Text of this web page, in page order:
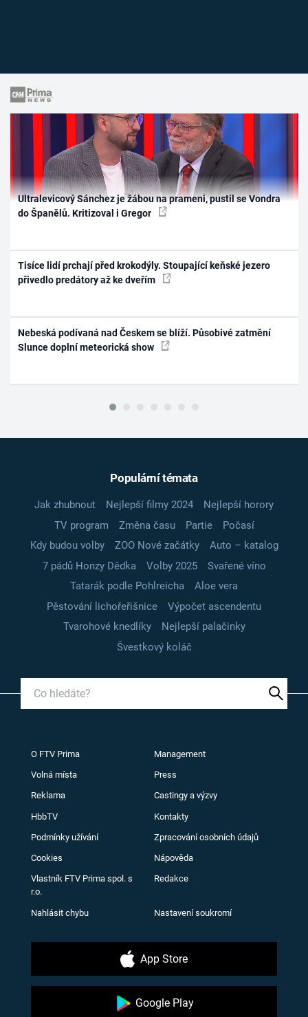
Ultralevicový Sánchez je žábou na prameni, pustil se Vondra
do Španělů. Kritizoval i Gregor
Tisíce lidí prchají před krokodýly. Stoupající keňské jezero
přivedlo predátory až ke dveřím
Nebeská podívaná nad Českem se blíží. Působivé zatmění
Slunce doplní meteorická show
Populární témata
Jak zhubnout Nejlepší filmy 2024
Nejlepší horory
TV program
Změna času Partie
Počasí
Kdy budou volby
ZOO Nové začátky
Auto – katalog
7 pádů Honzy Dědka
Volby 2025
Svařené víno
Tatarák podle Pohlreicha
Aloe vera
Pěstování lichořeřišnice
Výpočet ascendentu
Tvarohové knedlíky
Nejlepší palačinky
Švestkový koláč
O FTV Prima Management
Volná místa Press
Reklama Castingy a výzvy
HbbTV Kontakty
Podmínky užívání Zpracování osobních údajů
Cookies Nápověda
Vlastník FTV Prima spol. s
r.o.
Redakce
Nahlásit chybu Nastavení soukromí
App Store
Google Play